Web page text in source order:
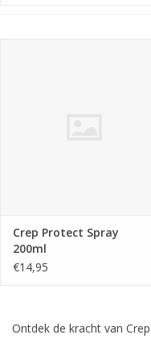
Crep Protect Spray
200ml
€14,95
Ontdek de kracht van